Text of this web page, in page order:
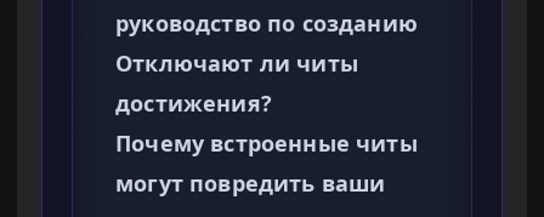
руководство по созданию
Отключают ли читы
достижения?
Почему встроенные читы
могут повредить ваши